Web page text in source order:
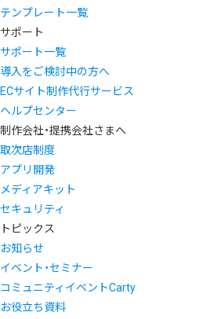
テンプレート一覧
サポート
サポート一覧
導入をご検討中の方へ
ECサイト制作代行サービス
ヘルプセンター
制作会社・提携会社さまへ
取次店制度
アプリ開発
メディアキット
セキュリティ
トピックス
お知らせ
イベント・セミナー
コミュニティイベントCarty
お役立ち資料